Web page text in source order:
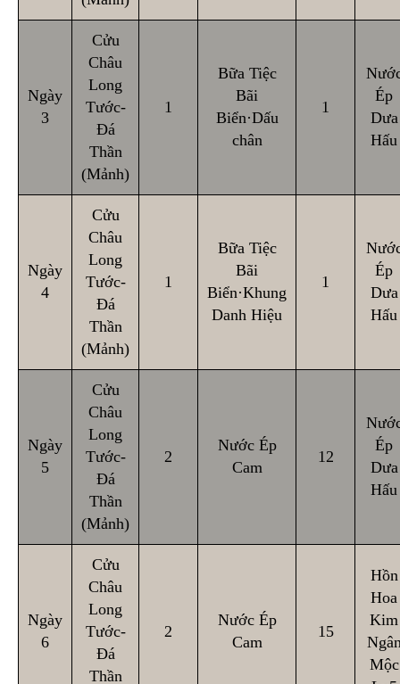
Ngày
3
Cửu
Châu
Long
Tước-
Đá
Thần
(Mảnh)
1
Bữa Tiệc
Bãi
Biển·Dấu
chân
1
Ép
Dưa
Hấu
Ngày
4
Cửu
Châu
Long
Tước-
Đá
Thần
(Mảnh)
1
Bữa Tiệc
Bãi
Biển·Khung
Danh Hiệu
1
Ép
Dưa
Hấu
Ngày
5
Cửu
Châu
Long
Tước-
Đá
Thần
(Mảnh)
2
Nước Ép
Cam
12
Ép
Dưa
Hấu
Ngày
6
Cửu
Châu
Long
Tước-
Đá
Thần
2
Nước Ép
Cam
15
Hồn
Hoa
Kim
Mộc